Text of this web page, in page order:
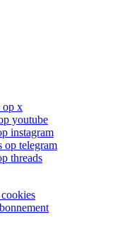
op x
youtube
instagram
op telegram
threads